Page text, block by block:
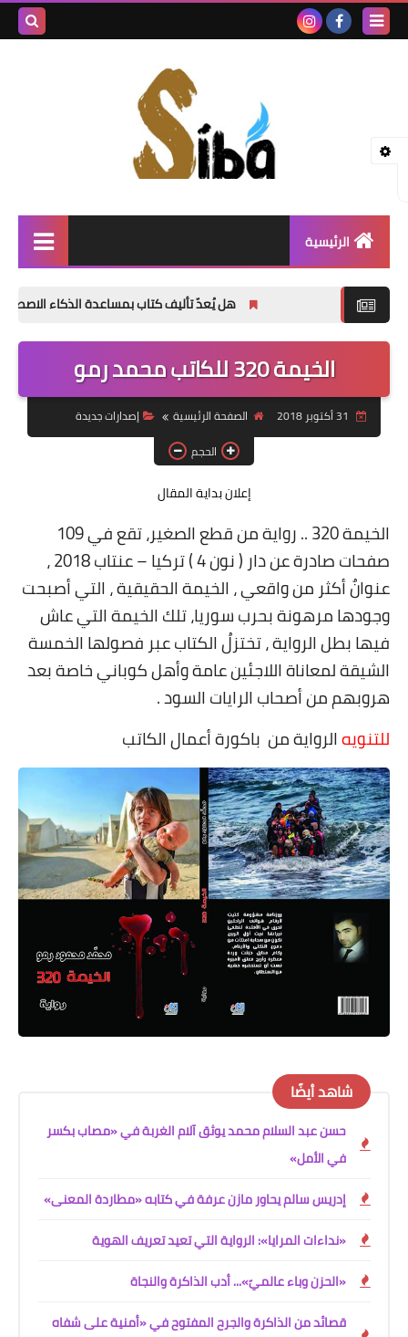
الرئيسية
نصوص
قصة قصيرة
قصة قصيرة جداً
مقالات
حوارات
فنون
شخصيات
ذاكرة كوباني
مواهب جديدة
منوعات
على مقام سبا
فيديوهات
اقتباسات روائية
أعداد جريدة سبا
هل يُعدّ تأليف كتاب بمساعدة الذكاء الاصطناعي أمراً
الخيمة 320 للكاتب محمد رمو
الصفحة الرئيسية
إصدارات جديدة
الحجم
إعلان بداية المقال
الخيمة 320 .. رواية من قطع الصغير، تقع في 109
صفحات صادرة عن دار ( نون 4 ) تركيا – عنتاب 2018 ،
عنوانٌ أكثر من واقعي ، الخيمة الحقيقية ، التي أصبحت
وجودها مرهونة بحرب سوريا، تلك الخيمة التي عاش
فيها بطل الرواية ، تختزلُ الكتاب عبر فصولها الخمسة
الشيقة لمعاناة اللاجئين عامة وأهل كوباني خاصة بعد
هروبهم من أصحاب الرايات السود .
للتنويهالرواية من باكورة أعمال الكاتب
شاهد أيضًا
حسن عبد السلام محمد يوثق آلام الغربة في «مصاب بكسر
في الأمل»
إدريس سالم يحاور مازن عرفة في كتابه «مطاردة المعنى»
«نداءات المرايا»: الرواية التي تعيد تعريف الهوية
«الحزن وباء عالميّ»... أدب الذاكرة والنجاة
قصائد من الذاكرة والجرح المفتوح في «أمنية على شفاه